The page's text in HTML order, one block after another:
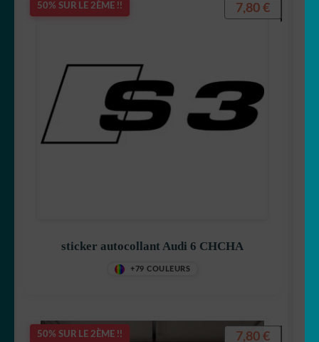
50% SUR LE 2ÈME !!
sticker autocollant Audi 6 CHCHA
+79 COULEURS
7,80 €
50% SUR LE 2ÈME !! 7,80 €